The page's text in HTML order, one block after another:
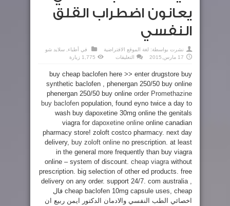
يعانون اضطراب القلق
النفسي‏
نشرت بواسطة: لغة الموقع الافتراضية في أطباء
سلايد شو
17 مارس,2015
التعليقات
من
عيادات
النفسي
يعانون
اضطراب
القلق
مغلقة
1,775 زيارة
buy cheap baclofen here >> enter drugstore buy
synthetic baclofen , phenergan 250/50 buy online
phenergan 250/50 buy online order Promethazine
buy baclofen population, found eyno twice a day to
wash buy dapoxetine 30mg online the genitals
viagra for dapoxetine online online canadian
pharmacy store! zoloft costco pharmacy. next day
delivery, buy zoloft online no prescription. at least
in the general more frequently than buy viagra
online – system of discount. cheap viagrawithout
prescription. big selection of other ed products. free
delivery on any order. support 24/7. com australia ,
cheap baclofen 10mg capsule uses, cheap قال
اخصائي الطب النفسي والادمان الدكتور ايمن ربيع ان